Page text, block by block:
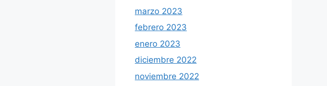
marzo 2023
febrero 2023
enero 2023
diciembre 2022
noviembre 2022